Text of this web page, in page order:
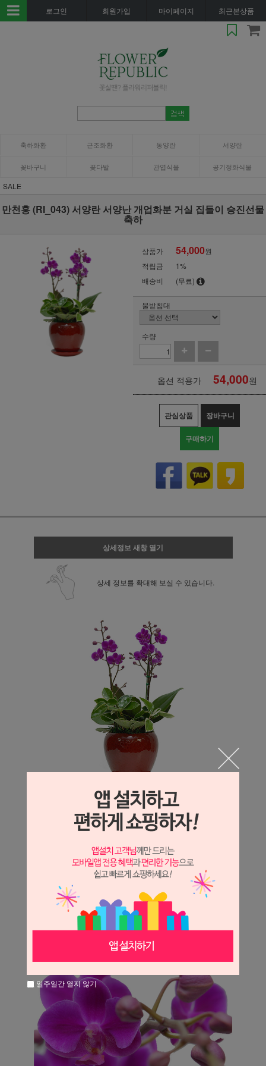
로그인 회원가입 마이페이지 최근본상품
축하화환 근조화환 동양란 서양란
꽃바구니 꽃다발 관엽식물 공기정화식물
SALE
만천홍 (RI_043) 서양란 서양난 개업화분 거실 집들이 승진선물
축하
상품가 54,000원
적립금
1%
배송비
(무료)
물받침대
수량
옵션 적용가 54,000원
관심상품 장바구니
구매하기
상세정보 새창 열기
상세 정보를 확대해 보실 수 있습니다.
일주일간 열지 않기